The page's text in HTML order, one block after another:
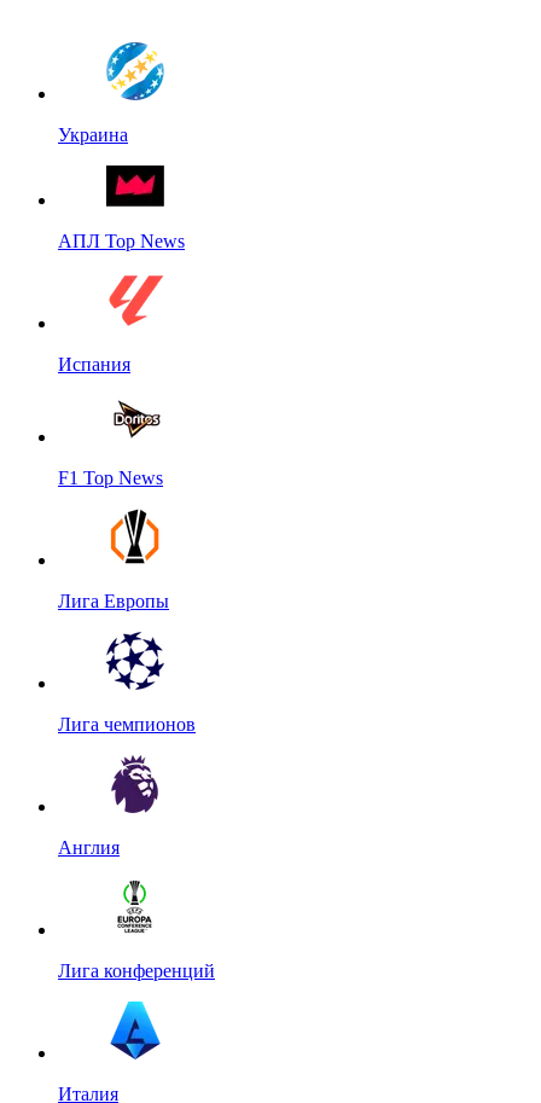
Украина
АПЛ Top News
Испания
F1 Top News
Лига Европы
Лига чемпионов
Англия
Лига конференций
Италия